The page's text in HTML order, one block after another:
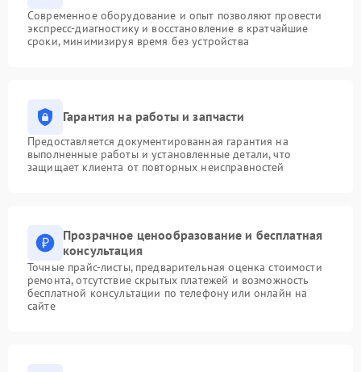
Современное оборудование и опыт позволяют провести
экспресс-диагностику и восстановление в кратчайшие
сроки, минимизируя время без устройства
Гарантия на работы и запчасти
Предоставляется документированная гарантия на
выполненные работы и установленные детали, что
защищает клиента от повторных неисправностей
Прозрачное ценообразование и бесплатная
консультация
Точные прайс-листы, предварительная оценка стоимости
ремонта, отсутствие скрытых платежей и возможность
бесплатной консультации по телефону или онлайн на
сайте